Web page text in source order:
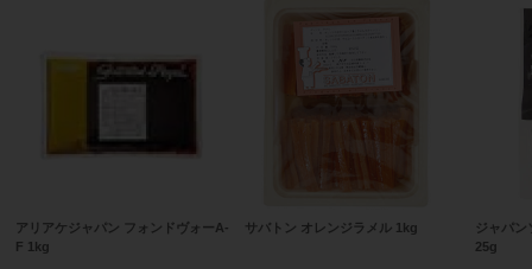
アリアケジャパン フォンドヴォーA-
F 1kg
サバトン オレンジラメル 1kg
ジャパン
25g